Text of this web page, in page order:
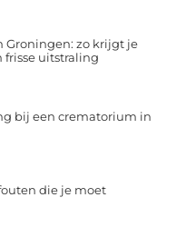
Groningen: zo krijgt je
frisse uitstraling
bij een crematorium in
die je moet